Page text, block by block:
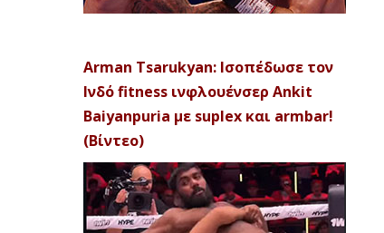
Arman Tsarukyan: Ισοπέδωσε τον
Ινδό fitness ινφλουένσερ Ankit
Baiyanpuria με suplex και armbar!
(Βίντεο)